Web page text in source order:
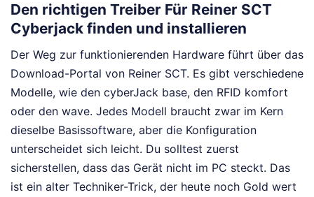
Den richtigen Treiber Für Reiner SCT
Cyberjack finden und installieren
Der Weg zur funktionierenden Hardware führt über das
Download-Portal von Reiner SCT. Es gibt verschiedene
Modelle, wie den cyberJack base, den RFID komfort
oder den wave. Jedes Modell braucht zwar im Kern
dieselbe Basissoftware, aber die Konfiguration
unterscheidet sich leicht. Du solltest zuerst
sicherstellen, dass das Gerät nicht im PC steckt. Das
ist ein alter Techniker-Trick, der heute noch Gold wert